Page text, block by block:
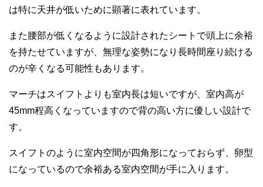
は特に天井が低いために顕著に表れています。
また腰部が低くなるように設計されたシートで頭上に余裕
を持たせていますが、無理な姿勢になり長時間座り続ける
のが辛くなる可能性もあります。
マーチはスイフトよりも室内長は短いですが、室内高が
45mm程高くなっていますので背の高い方に優しい設計で
す。
スイフトのように室内空間が四角形になっておらず、卵型
になっているので余裕ある室内空間が手に入ります。